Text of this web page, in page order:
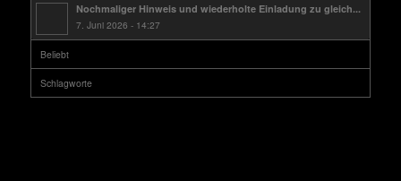
Nochmaliger Hinweis und wiederholte Einladung zu gleich...
7. Juni 2026 - 14:27
Beliebt
Schlagworte